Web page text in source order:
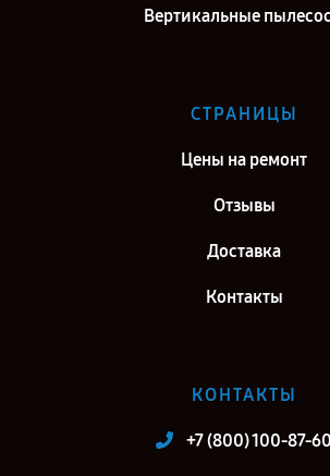
Вертикальные
СТРАНИЦЫ
Цены на ремонт
Отзывы
Доставка
Контакты
КОНТАКТЫ
+7 (800) 100-87-60